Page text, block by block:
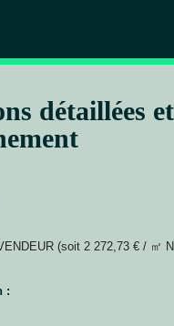
détaillées et
(soit 2 272,73 € / ㎡
: